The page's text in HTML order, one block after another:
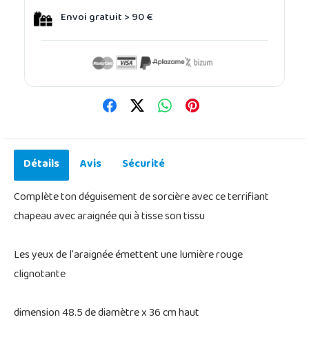
Envoi gratuit > 90 €
Détails Avis
Sécurité
Complète ton déguisement de sorcière avec ce terrifiant
chapeau avec araignée qui à tisse son tissu
Les yeux de l'araignée émettent une lumière rouge
clignotante
dimension 48.5 de diamètre x 36 cm haut